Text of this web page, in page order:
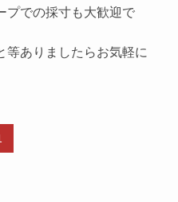
プでの採寸も大歓迎で
等ありましたらお気軽に